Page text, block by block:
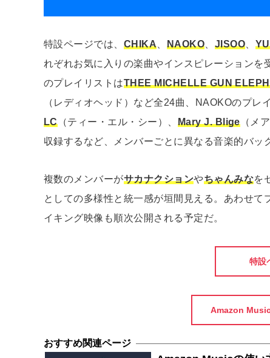
特設ページでは、 CHIKA NAOKO JISOO
れぞれお気に入りの楽曲やインスピレーション
のプレイリストはTHEE MICHELLE GUN
（レディオヘッド）など全24曲、NAOKOのプレ
LC（ティー・エル・シー）、 Mary J. Blige（メ
収録するなど、メンバーごとに異なる音楽的バッ
複数のメンバーがサカナクションやちゃんみなを
としての多様性と統一感が垣間見える。あわせ
イキング映像も順次公開される予定だ。
特設
Amazon